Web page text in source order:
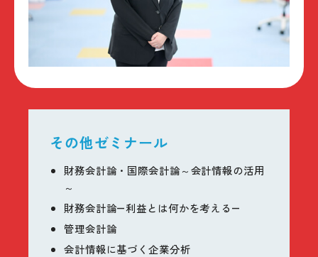
その他ゼミナール
財務会計論・国際会計論～会計情報の活用
～
財務会計論―利益とは何かを考える―
管理会計論
会計情報に基づく企業分析